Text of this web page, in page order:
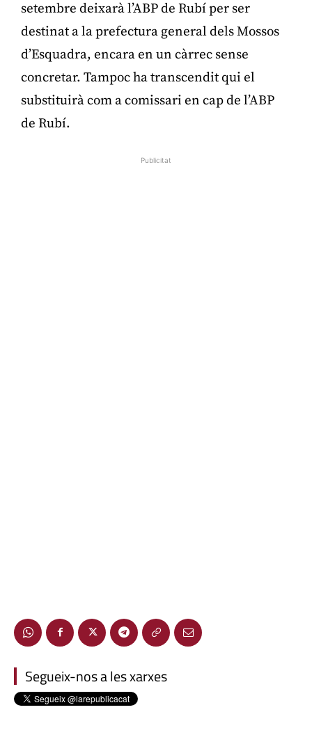
setembre deixarà l’ABP de Rubí per ser
destinat a la prefectura general dels Mossos
d’Esquadra, encara en un càrrec sense
concretar. Tampoc ha transcendit qui el
substituirà com a comissari en cap de l’ABP
de Rubí.
Publicitat
Segueix-nos a les xarxes